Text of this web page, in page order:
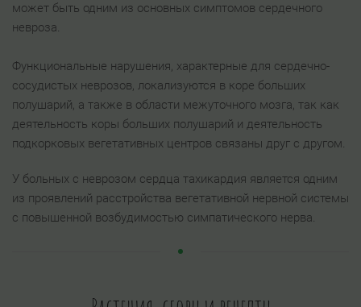
может быть одним из основных симптомов сердечного
невроза.
Функциональные нарушения, характерные для сердечно-
сосудистых неврозов, локализуются в коре больших
полушарий, а также в области межуточного мозга, так как
деятельность коры больших полушарий и деятельность
подкорковых вегетативных центров связаны друг с другом.
У больных с неврозом сердца тахикардия является одним
из проявлений расстройства вегетативной нервной системы
с повышенной возбудимостью симпатического нерва.